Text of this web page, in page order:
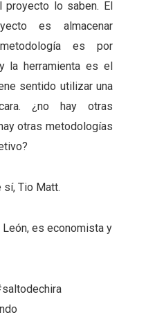
proyecto lo saben. El
es almacenar
es por
la herramienta es el
sentido utilizar una
¿no hay otras
otras metodologías
Tio Matt.
es economista y